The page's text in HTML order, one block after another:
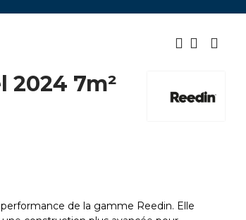
2024 7m²
performance de la gamme Reedin. Elle